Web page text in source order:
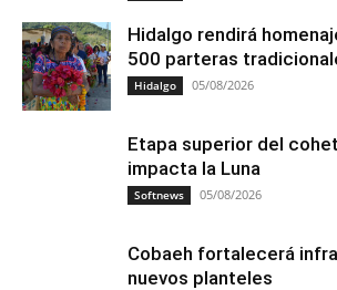
Hidalgo rendirá
500 parteras
Hidalgo 05/08/2026
Etapa superior del
impacta la Luna
Softnews 05/08/2026
Cobaeh fortalecerá
nuevos planteles